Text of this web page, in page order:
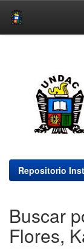
Repositorio
Buscar
Flores,